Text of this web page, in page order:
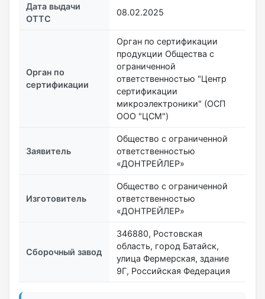
Дата выдачи
ОТТС
08.02.2025
Орган по
сертификации
Орган по сертификации
продукции Общества с
ограниченной
ответственностью "Центр
сертификации
микроэлектроники" (ОСП
ООО "ЦСМ")
Заявитель
Общество с ограниченной
ответственностью
«ДОНТРЕЙЛЕР»
Изготовитель
Общество с ограниченной
ответственностью
«ДОНТРЕЙЛЕР»
Сборочный завод
346880, Ростовская
область, город Батайск,
улица Фермерская, здание
9Г, Российская Федерация